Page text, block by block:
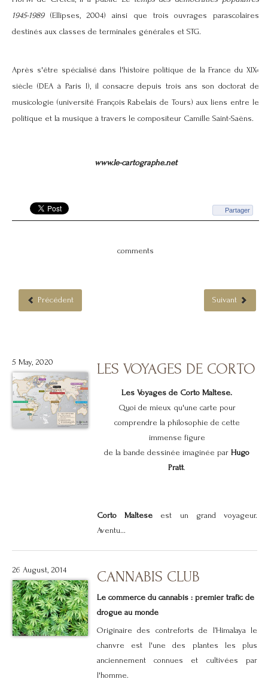
1945-1989(Ellipses, 2004) ainsi que trois ouvrages parascolaires
destinés aux classes de terminales générales et STG.
Après s'être spécialisé dans l'histoire politique de la France du XIXe
siècle (DEA à Paris I), il consacre depuis trois ans son doctorat de
musicologie (université François Rabelais de Tours) aux liens entre le
politique et la musique à travers le compositeur Camille Saint-Saëns.
www.le-cartographe.net
Partager
comments
Précédent Suivant
5 May, 2020 LES VOYAGES DE CORTO
Les Voyages de Corto Maltese.
Quoi de mieux qu'une carte pour
comprendre la philosophie de cette
immense figure
de la bande dessinée imaginée parHugo
Pratt.
Corto Maltese est un grand voyageur.
Aventu...
26 August, 2014 CANNABIS CLUB
Le commerce du cannabis : premier trafic de
drogue au monde
Originaire des contreforts de l’Himalaya le
chanvre est l'une des plantes les plus
anciennement connues et cultivées par
l'homme.